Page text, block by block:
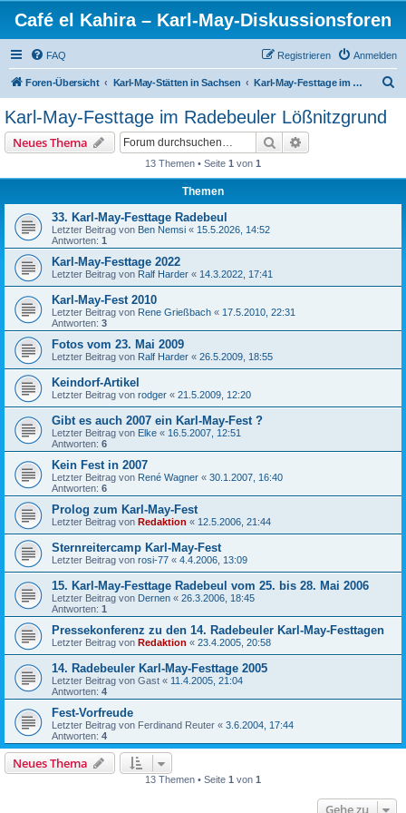
Café el Kahira – Karl-May-Diskussionsforen
FAQ Anmelden
Registrieren
Foren-Übersicht Karl-May-Stätten in Sachsen Karl-May-Festtage im Radebeuler Lößnitzgrund
Karl-May-Festtage im Radebeuler Lößnitzgrund
Neues Thema Suche
13 Themen • Seite 1 von 1
Themen
33. Karl-May-Festtage Radebeul
Letzter Beitrag von Ben Nemsi « 15.5.2026, 14:52
Antworten: 1
Karl-May-Festtage 2022
Letzter Beitrag von Ralf Harder « 14.3.2022, 17:41
Karl-May-Fest 2010
Letzter Beitrag von Rene Grießbach « 17.5.2010, 22:31
Antworten: 3
Fotos vom 23. Mai 2009
Letzter Beitrag von Ralf Harder « 26.5.2009, 18:55
Keindorf-Artikel
Letzter Beitrag von rodger « 21.5.2009, 12:20
Gibt es auch 2007 ein Karl-May-Fest ?
Letzter Beitrag von Elke « 16.5.2007, 12:51
Antworten: 6
Kein Fest in 2007
Letzter Beitrag von René Wagner « 30.1.2007, 16:40
Antworten: 6
Prolog zum Karl-May-Fest
Letzter Beitrag von Redaktion « 12.5.2006, 21:44
Sternreitercamp Karl-May-Fest
Letzter Beitrag von rosi-77 « 4.4.2006, 13:09
15. Karl-May-Festtage Radebeul vom 25. bis 28. Mai 2006
Letzter Beitrag von Dernen « 26.3.2006, 18:45
Antworten: 1
Pressekonferenz zu den 14. Radebeuler Karl-May-Festtagen
Letzter Beitrag von Redaktion « 23.4.2005, 20:58
14. Radebeuler Karl-May-Festtage 2005
Letzter Beitrag von Gast « 11.4.2005, 21:04
Antworten: 4
Fest-Vorfreude
Letzter Beitrag von Ferdinand Reuter « 3.6.2004, 17:44
Antworten: 4
Neues Thema
13 Themen • Seite 1 von 1
Gehe zu